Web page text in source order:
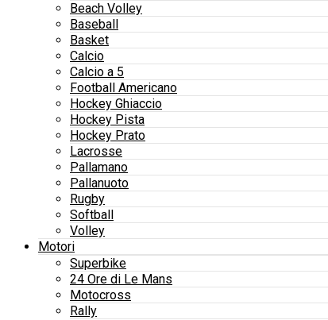
Beach Volley
Baseball
Basket
Calcio
Calcio a 5
Football Americano
Hockey Ghiaccio
Hockey Pista
Hockey Prato
Lacrosse
Pallamano
Pallanuoto
Rugby
Softball
Volley
Motori
Superbike
24 Ore di Le Mans
Motocross
Rally